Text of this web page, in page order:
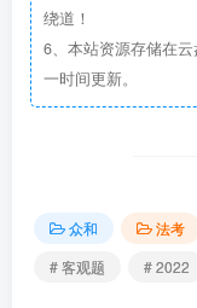
绕道！
6、本站资源存储在
一时间更新。
众和
法考
# 客观题
# 2022